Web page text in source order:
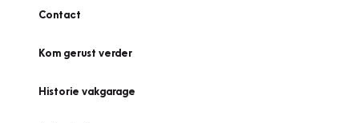
Contact
Kom gerust verder
Historie vakgarage